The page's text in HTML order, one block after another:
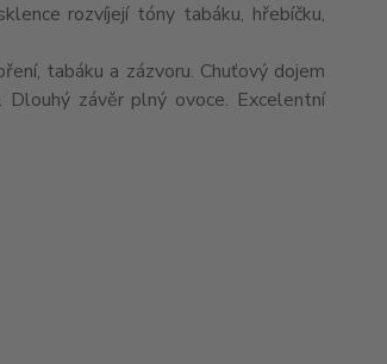
rozvíjejí tóny tabáku, hřebíčku,
tabáku a zázvoru. Chuťový dojem
Dlouhý závěr plný ovoce. Excelentní